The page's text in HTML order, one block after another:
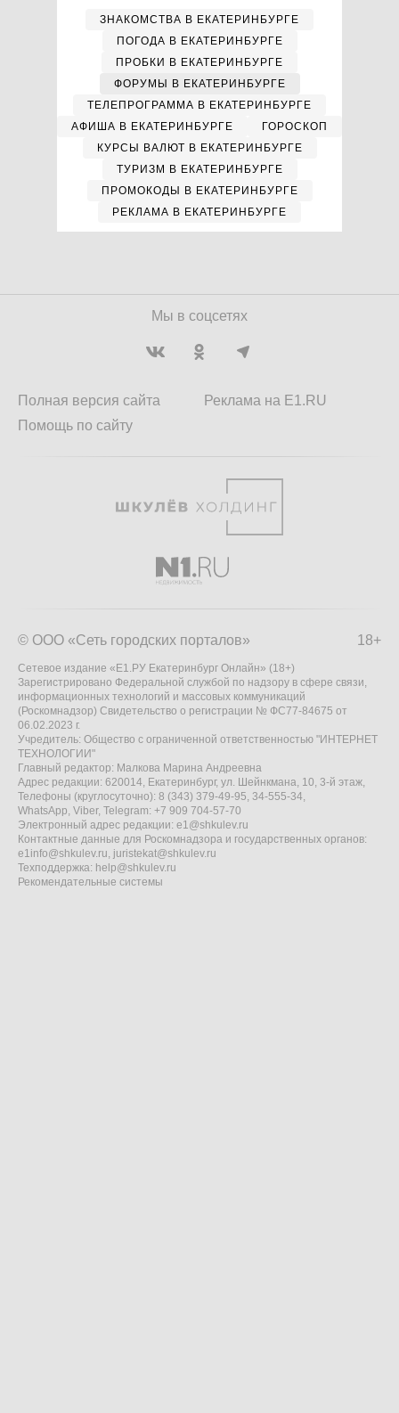
ЗНАКОМСТВА В ЕКАТЕРИНБУРГЕ
ПОГОДА В ЕКАТЕРИНБУРГЕ
ПРОБКИ В ЕКАТЕРИНБУРГЕ
ФОРУМЫ В ЕКАТЕРИНБУРГЕ
ТЕЛЕПРОГРАММА В ЕКАТЕРИНБУРГЕ
АФИША В ЕКАТЕРИНБУРГЕ
ГОРОСКОП
КУРСЫ ВАЛЮТ В ЕКАТЕРИНБУРГЕ
ТУРИЗМ В ЕКАТЕРИНБУРГЕ
ПРОМОКОДЫ В ЕКАТЕРИНБУРГЕ
РЕКЛАМА В ЕКАТЕРИНБУРГЕ
Мы в соцсетях
Полная версия сайта
Помощь по сайту
Реклама на E1.RU
18+
© ООО «Сеть городских порталов»
Сетевое издание «Е1.РУ Екатеринбург Онлайн» (18+)
Зарегистрировано Федеральной службой по надзору в сфере связи,
информационных технологий и массовых коммуникаций
(Роскомнадзор) Свидетельство о регистрации № ФС77-84675 от
06.02.2023 г.
Учредитель: Общество с ограниченной ответственностью "ИНТЕРНЕТ
ТЕХНОЛОГИИ"
Главный редактор: Малкова Марина Андреевна
Адрес редакции: 620014, Екатеринбург, ул. Шейнкмана, 10, 3-й этаж,
Телефоны (круглосуточно): 8 (343) 379-49-95, 34-555-34,
WhatsApp, Viber, Telegram: +7 909 704-57-70
Электронный адрес редакции: e1@shkulev.ru
Контактные данные для Роскомнадзора и государственных органов:
e1info@shkulev.ru, juristekat@shkulev.ru
Техподдержка: help@shkulev.ru
Рекомендательные системы